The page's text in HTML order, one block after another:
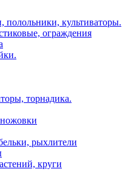
полольники, культиваторы.
ограждения
торнадика.
рыхлители
круги